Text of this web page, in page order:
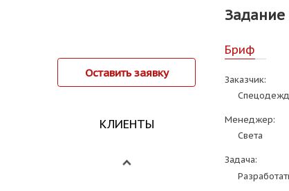
Задание
Оставить заявку
КЛИЕНТЫ
Бриф
Заказчик:
Менеджер:
Света
Задача: